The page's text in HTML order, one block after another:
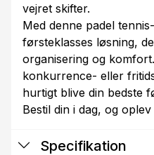
vejret skifter.
Med denne padel
førsteklasses løsning,
organisering og
konkurrence- eller
hurtigt blive din bedste
Bestil din i dag, og
Specifikation